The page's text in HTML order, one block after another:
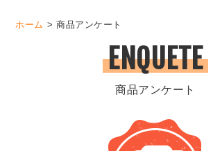
ホーム 商品アンケート
ENQUETE
商品アンケート